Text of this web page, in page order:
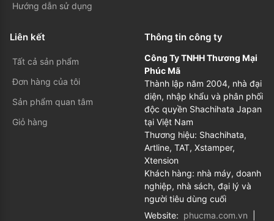
Hướng dẫn sử dụng
Liên kết
Tất cả sản phẩm
Đơn hàng của tôi
Sản phẩm quan tâm
Giỏ hàng
Thông tin công ty
Công Ty TNHH Thương Mại
Phúc Mã
Thành lập năm 2004, nhà đại
diện, nhập khẩu và phân phối
độc quyền Shachihata Japan
tại Việt Nam
Thương hiệu: Shachihata,
Artline, TAT, Xstamper,
Xtension
Khách hàng: nhà máy, doanh
nghiệp, nhà sách, đại lý và
người tiêu dùng cuối
Website: phucma.com.vn